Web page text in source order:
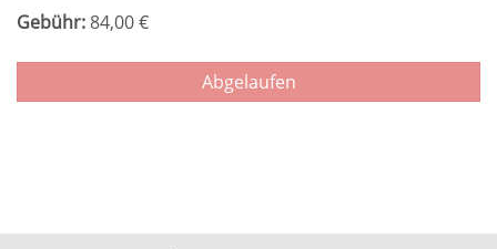
Gebühr:84,00 €
Abgelaufen